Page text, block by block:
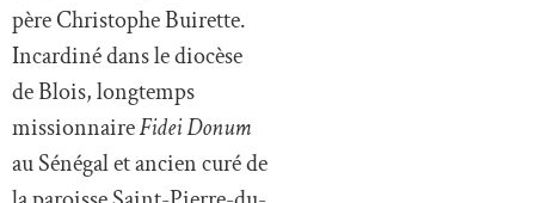
père Christophe Buirette.
Incardiné dans le diocèse
de Blois, longtemps
missionnaireFidei Donum
au Sénégal et ancien curé de